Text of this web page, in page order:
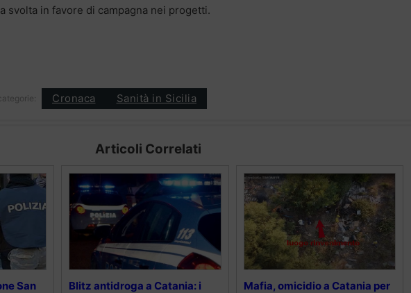
svolta in favore di campagna nei progetti.
Cronaca Sanità in Sicilia
Articoli Correlati
San
Blitz antidroga a Catania: i
Mafia, omicidio a Catania per